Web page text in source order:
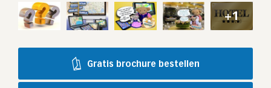
+1
Gratis brochure bestellen